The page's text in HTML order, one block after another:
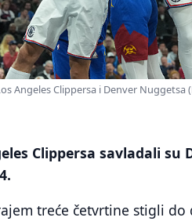
Angeles Clippersa i Denver Nuggetsa
Clippersa savladali su
treće četvrtine stigli